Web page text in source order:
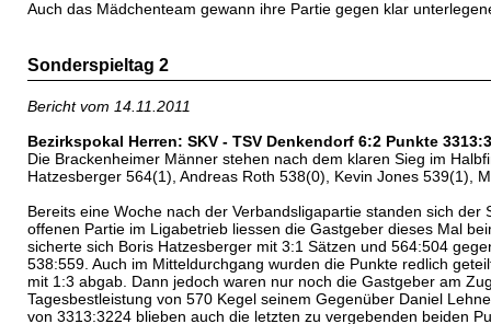
Auch das Mädchenteam gewann ihre Partie gegen klar
Sonderspieltag 2
Bericht vom 14.11.2011
Bezirkspokal Herren: SKV - TSV Denkendorf 6:2 Punkte
Die Brackenheimer Männer stehen nach dem klaren Sieg im
Hatzesberger 564(1), Andreas Roth 538(0), Kevin Jones 539(1),
Bereits eine Woche nach der Verbandsligapartie standen sich
offenen Partie im Ligabetrieb liessen die Gastgeber dieses Mal
sicherte sich Boris Hatzesberger mit 3:1 Sätzen und 564:504
538:559. Auch im Mitteldurchgang wurden die Punkte redlich
mit 1:3 abgab. Dann jedoch waren nur noch die Gastgeber am
Tagesbestleistung von 570 Kegel seinem Gegenüber Daniel
von 3313:3224 blieben auch die letzten zu vergebenden beiden